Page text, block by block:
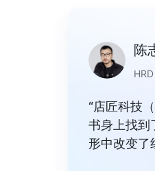
陈
HRD
“店匠科技
书身上找到
形中改变了